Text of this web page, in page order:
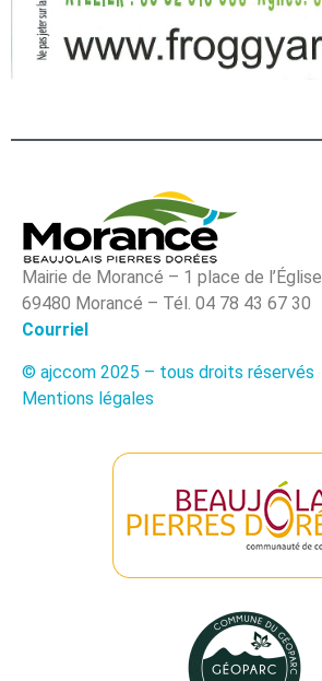
Mairie de Morancé – 1 place de l’Église
69480 Morancé – Tél. 04 78 43 67 30
Courriel
© ajccom 2025 – tous droits réservés
Mentions légales